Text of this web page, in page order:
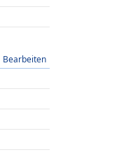
Bearbeiten